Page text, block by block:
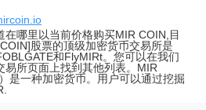
在哪里以当前价格购买MIR COIN,目
股票的顶级加密货币交易所是
和FlyMIRt。您可以在我们
易所页面上找到其他列表。MIR
是一种加密货币。用户可以通过挖掘